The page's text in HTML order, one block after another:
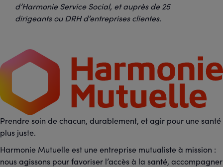
d’Harmonie Service Social, et auprès de 25
dirigeants ou DRH d’entreprises clientes.
Prendre soin de chacun, durablement, et agir pour une santé
plus juste.
Harmonie Mutuelle est une entreprise mutualiste à mission :
nous agissons pour favoriser l’accès à la santé, accompagner